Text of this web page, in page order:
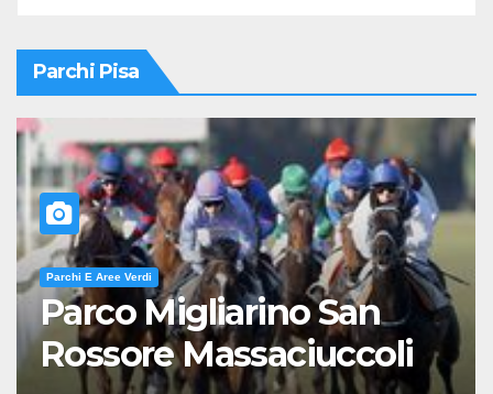
Parchi Pisa
Parchi E Aree Verdi
Parco Migliarino San
Rossore Massaciuccoli